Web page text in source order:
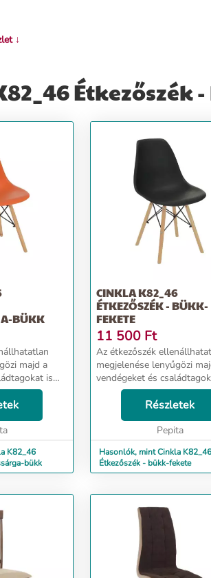
↓
Étkezőszék
BÜKK
majd a
is
ideig dobja
K82_46
bükk
CINKLA K82_46
ÉTKEZŐSZÉK - BÜKK-
FEKETE
11 500 Ft
Az étkezőszék
megjelenése lenyűgözi
vendégeket és
egyaránt. Minőségi
köszönhetően hosszú ideig
majd fel a családi
Részletek
Pepita
Hasonlók, mint Cinkla K82_46
Étkezőszék - bükk-fekete